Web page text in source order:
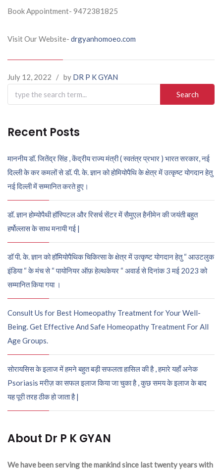
Book Appointment- 9472381825
Visit Our Website- drgyanhomoeo.com
July 12, 2022 / by DR P K GYAN
Search
for:
Recent Posts
माननीय डॉ. जितेंद्र सिंह , केंद्रीय राज्य मंत्री ( स्वतंत्र प्रभार ) भारत सरकार, नई
दिल्ली के कर कमलों से डॉ. पी. के. ज्ञान को होमियोपैथि के क्षेत्र में उत्कृष्ट योगदान हेतु
नई दिल्ली में सम्मानित करते हुए।
डॉ. ज्ञान होम्योपैथी हॉस्पिटल और रिसर्च सेंटर में सैमुएल हैनीमेन की जयंती बहुत
हर्षोल्लास के साथ मनायी गई |
डॉ पी. के. ज्ञान को हॉमियोपैथिक चिकित्सा के क्षेत्र में उत्कृष्ट योगदान हेतु “ आउटलुक
इंडिया “ के मंच से “ पायोनियर ऑफ़ हेल्थकेयर “ अवार्ड से दिनांक 3 मई 2023 को
सम्मानित किया गया ।
Consult Us for Best Homeopathy Treatment for Your Well-
Being. Get Effective And Safe Homeopathy Treatment For All
Age Groups.
सोरायसिस के इलाज में हमने बहुत बड़ी सफलता हासिल की है , हमारे यहाँ अनेक
Psoriasis मरीज़ का सफल इलाज किया जा चुका है , कुछ समय के इलाज के बाद
यह पूरी तरह ठीक हो जाता है |
About Dr P K GYAN
We have been serving the mankind since last twenty years with